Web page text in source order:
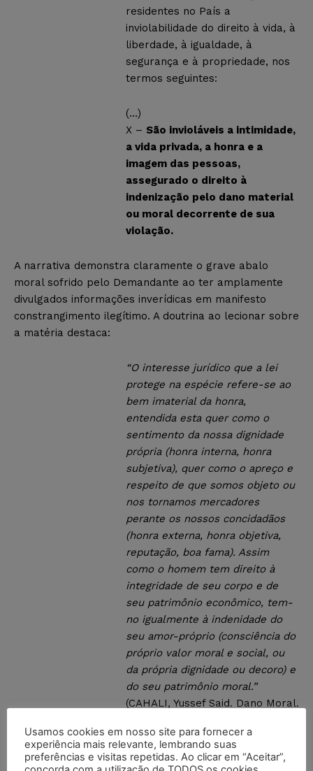
residentes no País a
inviolabilidade do direito à vida, à
liberdade, à igualdade, à
segurança e à propriedade, nos
termos seguintes:
(…)
X – São invioláveis a intimidade,
a vida privada, a honra e a
imagem das pessoas,
assegurado o direito à
indenização pelo dano material
ou moral decorrente de sua
violação.
A narrativa demonstra claramente o grave abalo
moral sofrido pelo Demandante ao ter amplamente
divulgados informações inverídicas em manifesto
constrangimento ilegítimo. A doutrina ao lecionar sobre
a matéria destaca:
“O interesse jurídico que a lei
protege na espécie refere-se ao
bem imaterial da honra,
entendida esta quer como o
sentimento da nossa dignidade
própria (honra interna, honra
subjetiva), quer como o apreço e
respeito de que somos objeto ou
nos tornamos mercadores
perante os nossos concidadãos
(honra externa, honra objetiva,
reputação, boa fama). Assim
como o homem tem direito à
integridade de seu corpo e de
seu patrimônio econômico, tem-
no igualmente à indenidade do
seu amor-próprio (consciência do
próprio valor moral e social, ou
da própria dignidade ou decoro) e
do seu patrimônio moral.”
(CAHALI, Yussef Said. Dano Moral.
Tribunais, 1998, p. 288).
Usamos cookies em nosso site para fornecer a
experiência mais relevante, lembrando suas
preferências e visitas repetidas. Ao clicar em “Aceitar”,